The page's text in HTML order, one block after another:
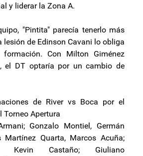
y liderar la Zona A.
"Pintita" parecía tenerlo más
lesión de Edinson Cavani lo obliga
Con Milton Giménez
el DT optaría por un cambio de
de River vs Boca por el
Torneo Apertura
Gonzalo Montiel, Germán
Martínez Quarta, Marcos Acuña;
Kevin Castaño; Giuliano